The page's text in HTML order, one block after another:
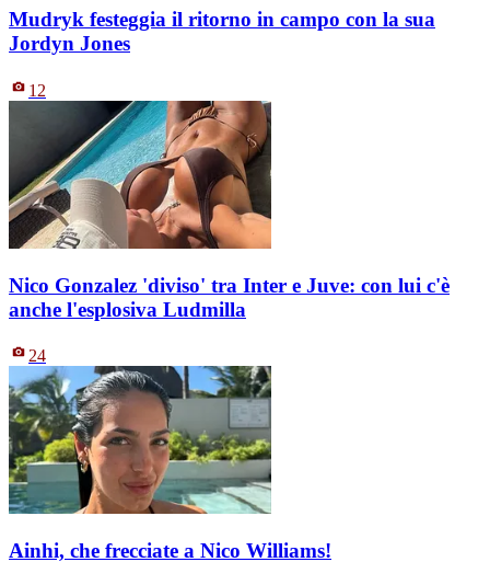
Mudryk festeggia il ritorno in campo con la sua
Jordyn Jones
12
Nico Gonzalez 'diviso' tra Inter e Juve: con lui c'è
anche l'esplosiva Ludmilla
24
Ainhi, che frecciate a Nico Williams!